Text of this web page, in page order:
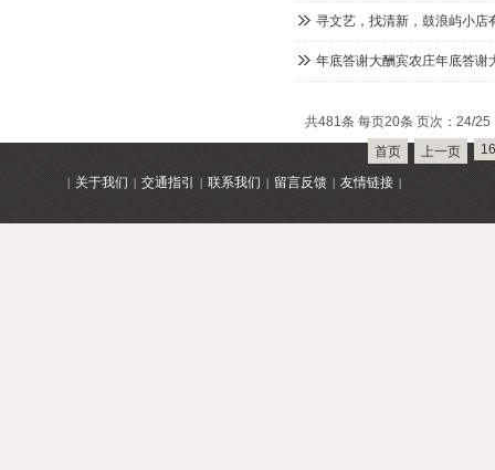
寻文艺，找清新，鼓浪屿小店
年底答谢大酬宾农庄年底答谢
共481条 每页20条 页次：24/25
首页
上一页 16
| 关于我们 | 交通指引 | 联系我们 | 留言反馈 | 友情链接 |